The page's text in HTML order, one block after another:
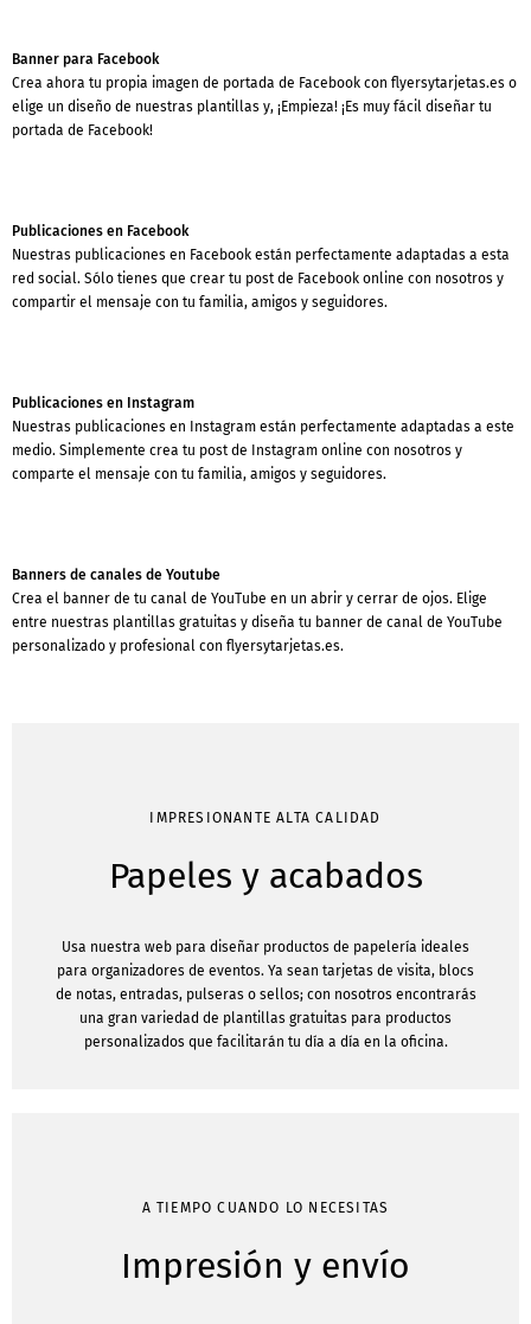
Banner para Facebook
Crea ahora tu propia imagen de portada de Facebook con flyersytarjetas.es o
elige un diseño de nuestras plantillas y, ¡Empieza! ¡Es muy fácil diseñar tu
portada de Facebook!
Publicaciones en Facebook
Nuestras publicaciones en Facebook están perfectamente adaptadas a esta
red social. Sólo tienes que crear tu post de Facebook online con nosotros y
compartir el mensaje con tu familia, amigos y seguidores.
Publicaciones en Instagram
Nuestras publicaciones en Instagram están perfectamente adaptadas a este
medio. Simplemente crea tu post de Instagram online con nosotros y
comparte el mensaje con tu familia, amigos y seguidores.
Banners de canales de Youtube
Crea el banner de tu canal de YouTube en un abrir y cerrar de ojos. Elige
entre nuestras plantillas gratuitas y diseña tu banner de canal de YouTube
personalizado y profesional con flyersytarjetas.es.
IMPRESIONANTE ALTA CALIDAD
Papeles y acabados
Usa nuestra web para diseñar productos de papelería ideales
para organizadores de eventos. Ya sean tarjetas de visita, blocs
de notas, entradas, pulseras o sellos; con nosotros encontrarás
una gran variedad de plantillas gratuitas para productos
personalizados que facilitarán tu día a día en la oficina.
A TIEMPO CUANDO LO NECESITAS
Impresión y envío